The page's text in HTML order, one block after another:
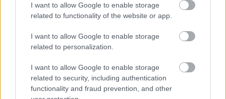
I want to allow Google to enable storage
related to functionality of the website or app.
I want to allow Google to enable storage
related to personalization.
I want to allow Google to enable storage
related to security, including authentication
functionality and fraud prevention, and other
„Végső soron az ember versenyzőként mindig a száz
hogy ha egy bevállalós manőverre van szükség, akkor
megteszem – fogalmazott. – A Ducati viszont nehéz